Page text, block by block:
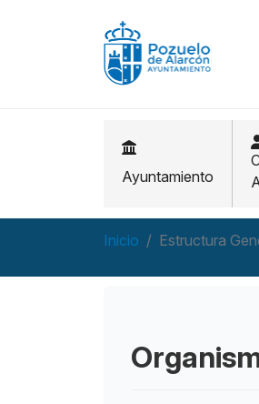
Ayuntamiento
Inicio Estructura